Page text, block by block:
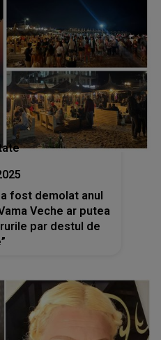
fost demolat anul
Veche ar putea
par destul de